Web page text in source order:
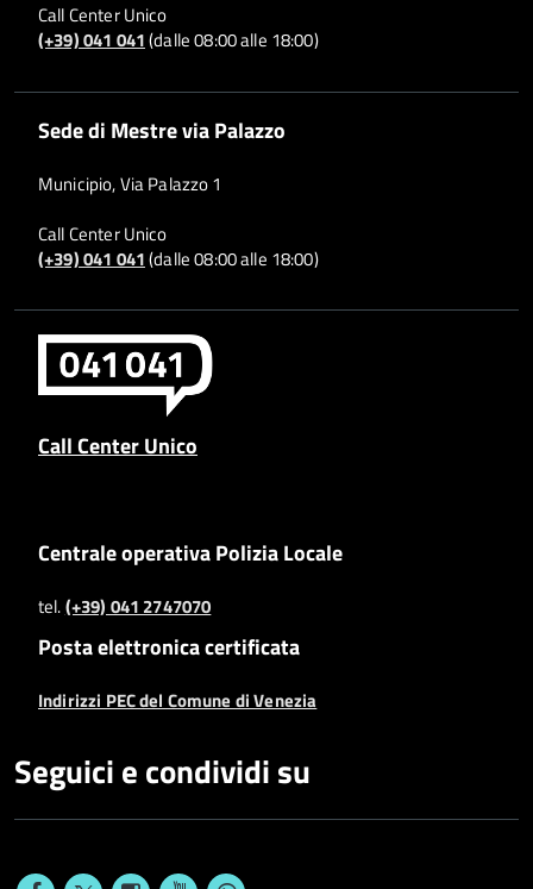
Call Center Unico
(+39) 041 041(dalle 08:00 alle 18:00)
Sede di Mestre via Palazzo
Municipio, Via Palazzo 1
Call Center Unico
(+39) 041 041(dalle 08:00 alle 18:00)
Call Center Unico
Centrale operativa Polizia Locale
tel.(+39) 041 2747070
Posta elettronica certificata
Indirizzi PEC del Comune di Venezia
Seguici e condividi su